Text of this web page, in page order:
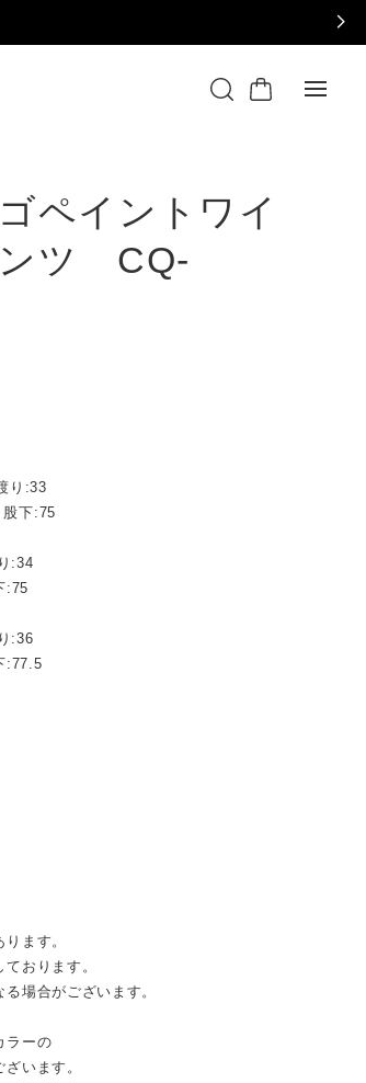
ペイントワイ
ンツ CQ-
り:33
下:75
:34
:36
ます。
おります。
場合がございます。
ラーの
います。